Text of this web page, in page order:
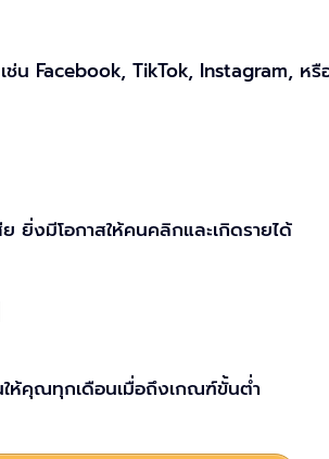
น Facebook, TikTok, Instagram, หรื
ยิ่งมีโอกาสให้คนคลิกและเกิดรายได้
ให้คุณทุกเดือนเมื่อถึงเกณฑ์ขั้นต่ำ